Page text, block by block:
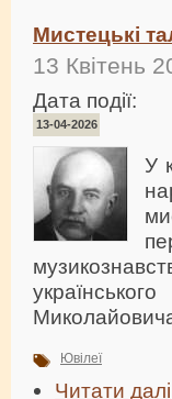
Мистецькі
13 Квітень
Дата події:
13-04-2026
У
Ювілеї
Читати далі